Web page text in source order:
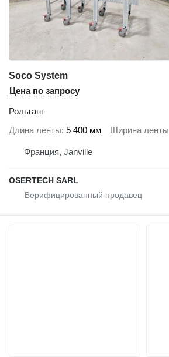
Soco System
Цена по запросу
Рольганг
Длина ленты 5 400 мм Ширина ленты
Франция, Janville
OSERTECH SARL